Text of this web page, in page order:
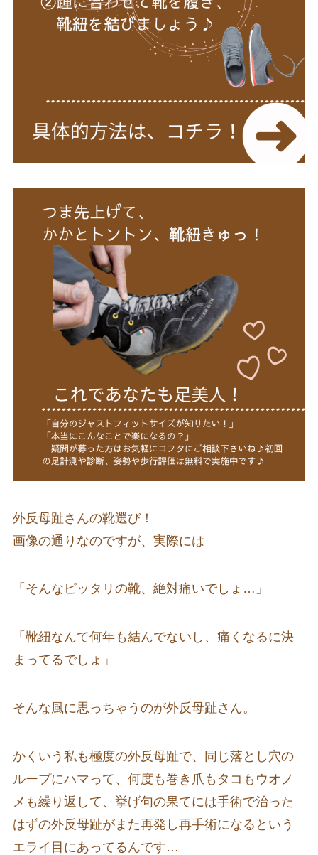
外反母趾さんの靴選び！
画像の通りなのですが、実際には
「そんなピッタリの靴、絶対痛いでしょ…」
「靴紐なんて何年も結んでないし、痛くなるに決
まってるでしょ」
そんな風に思っちゃうのが外反母趾さん。
かくいう私も極度の外反母趾で、同じ落とし穴の
ループにハマって、何度も巻き爪もタコもウオノ
メも繰り返して、挙げ句の果てには手術で治った
はずの外反母趾がまた再発し再手術になるという
エライ目にあってるんです…